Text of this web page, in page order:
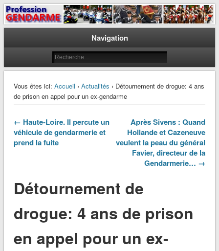
Profession Gendarme
Le journal des gendarmes
Navigation
Vous êtes ici: Accueil › Actualités › Détournement de drogue: 4 ans
de prison en appel pour un ex-gendarme
← Haute-Loire. Il percute un
véhicule de gendarmerie et
prend la fuite
Après Sivens : Quand
Hollande et Cazeneuve
veulent la peau du général
Favier, directeur de la
Gendarmerie… →
Détournement de
drogue: 4 ans de prison
en appel pour un ex-